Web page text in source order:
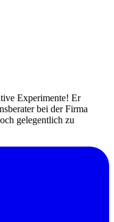
Experimente! Er
bei der Firma
gelegentlich zu